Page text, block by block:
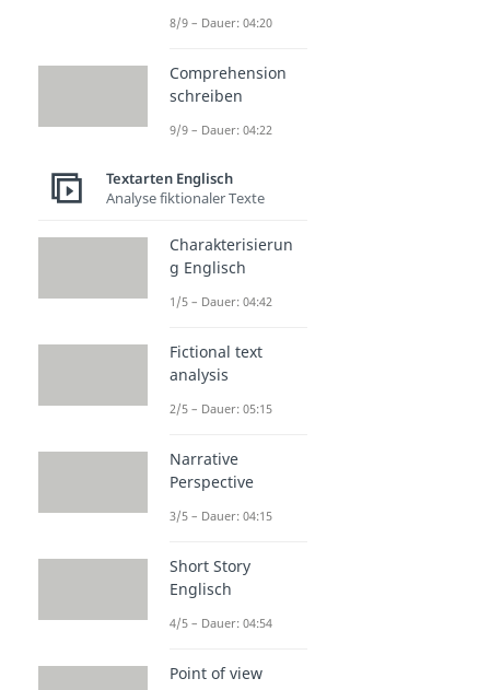
8/9 – Dauer: 04:20
Comprehension
schreiben
9/9 – Dauer: 04:22
Textarten Englisch
Analyse fiktionaler Texte
Charakterisierun
g Englisch
1/5 – Dauer: 04:42
Fictional text
analysis
2/5 – Dauer: 05:15
Narrative
Perspective
3/5 – Dauer: 04:15
Short Story
Englisch
4/5 – Dauer: 04:54
Point of view